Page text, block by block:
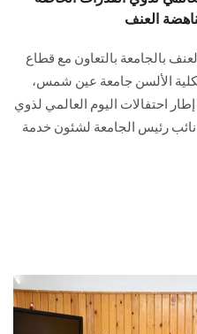
الزائـرون
العنف
بالجامعة بالتعاون مع قطاع
الألسن جامعة عين شمس،
احتفالات اليوم العالمي لذوي
نائب رئيس الجامعة لشئون خدمة